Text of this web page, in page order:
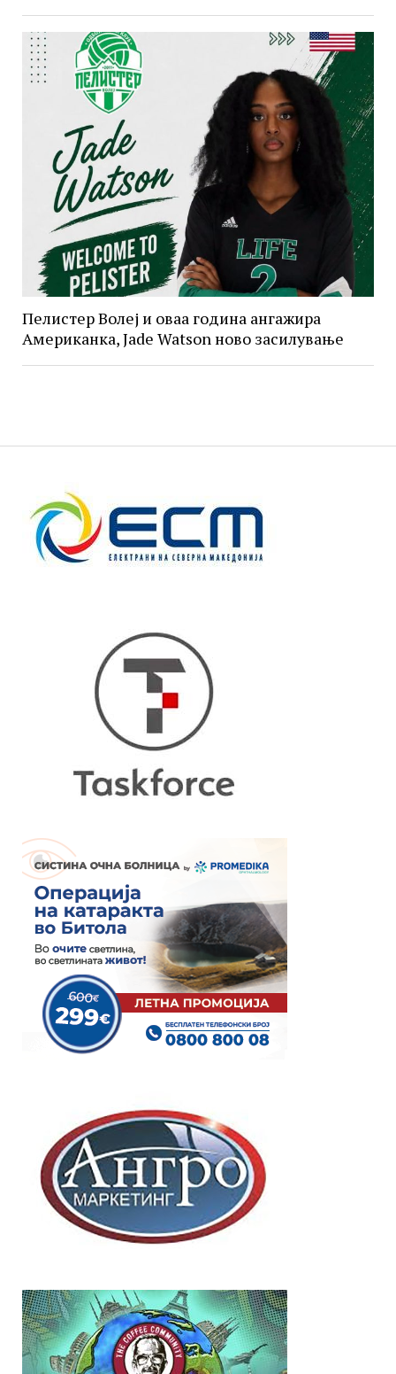
Пелистер Волеј и оваа година ангажира
Американка, Jade Watson ново засилување